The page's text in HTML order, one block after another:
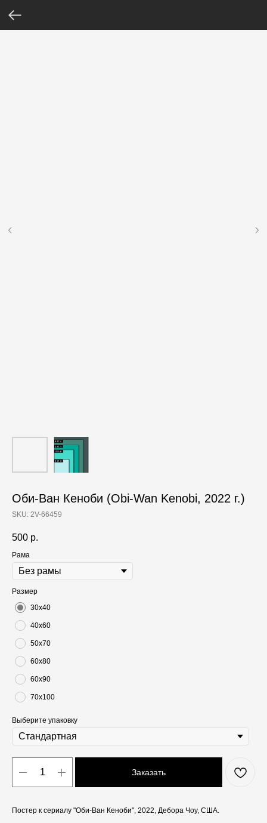
Оби-Ван Кеноби (Obi-Wan Kenobi, 2022 г.)
SKU: 2V-66459
500 р.
Рама
Размер
30х40
40х60
50х70
60х80
60х90
70х100
Выберите упаковку
Заказать
Постер к сериалу "Оби-Ван Кеноби", 2022, Дебора Чоу, США.